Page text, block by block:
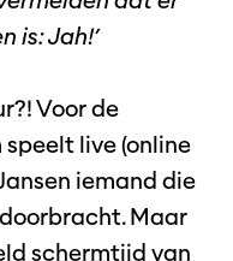
is: Jah!’
Voor de
live (online
iemand die
Maar
schermtijd van